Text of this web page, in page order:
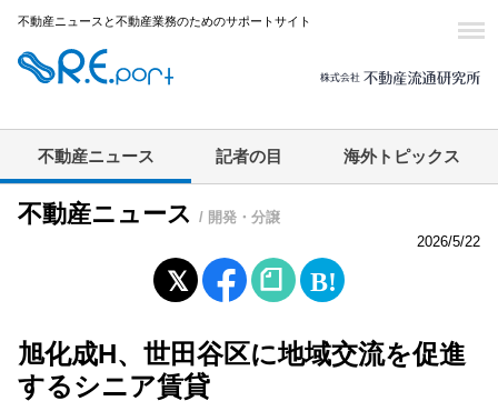
不動産ニュースと不動産業務のためのサポートサイト
不動産ニュース 記者の目 海外トピックス
不動産ニュース / 開発・分譲
2026/5/22
旭化成H、世田谷区に地域交流を促進
するシニア賃貸